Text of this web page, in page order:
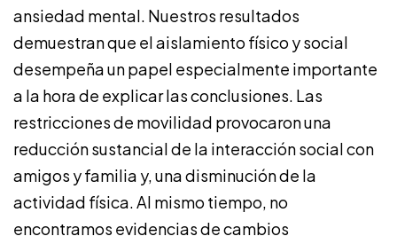
ansiedad mental. Nuestros resultados
demuestran que el aislamiento físico y social
desempeña un papel especialmente importante
a la hora de explicar las conclusiones. Las
restricciones de movilidad provocaron una
reducción sustancial de la interacción social con
amigos y familia y, una disminución de la
actividad física. Al mismo tiempo, no
encontramos evidencias de cambios